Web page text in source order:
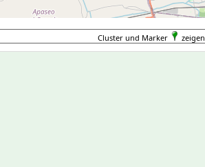
Cluster und Marker